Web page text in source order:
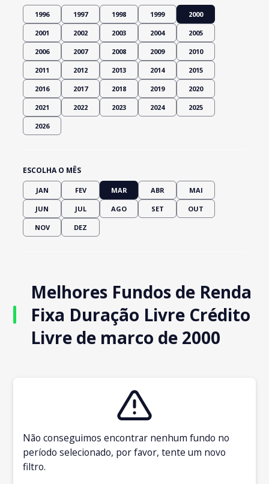
1996 1997 1998 1999 2000
2001 2002 2003 2004 2005
2006 2007 2008 2009 2010
2011 2012 2013 2014 2015
2016 2017 2018 2019 2020
2021 2022 2023 2024 2025
2026
ESCOLHA O MÊS
JAN FEV MAR ABR MAI
JUN JUL AGO SET OUT
NOV DEZ
Melhores Fundos de Renda
Fixa Duração Livre Crédito
Livre de marco de 2000
Não conseguimos encontrar nenhum fundo no
período selecionado, por favor, tente um novo
filtro.